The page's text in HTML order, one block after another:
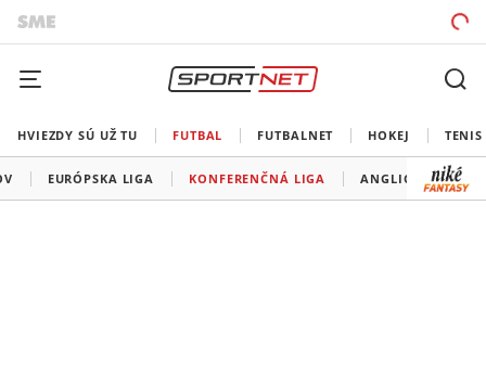
HVIEZDY SÚ UŽ TU FUTBAL FUTBALNET HOKEJ TENIS
EURÓPSKA LIGA KONFERENČNÁ LIGA ANGLICKO